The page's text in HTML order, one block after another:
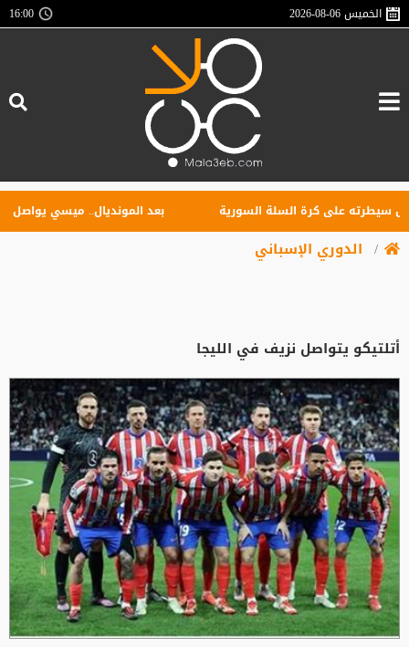
الخميس2026-08-06
16:00
على كرة السلة السورية بعد المونديال.. ميسي يواصل تحطيم
الدوري الإسباني
أتلتيكو يتواصل نزيف في الليجا